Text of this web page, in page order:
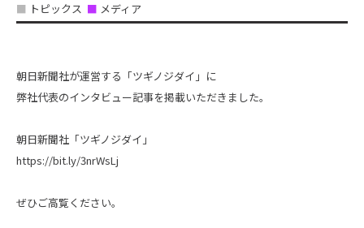
トピックス メディア
朝日新聞社が運営する「ツギノジダイ」に
弊社代表のインタビュー記事を掲載いただきました。
朝日新聞社「ツギノジダイ」
https://bit.ly/3nrWsLj
ぜひご高覧ください。